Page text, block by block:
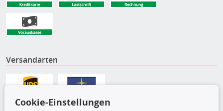
Versandarten
Cookie-Einstellungen